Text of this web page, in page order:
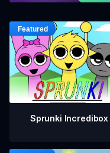
Sprunki Incredibox